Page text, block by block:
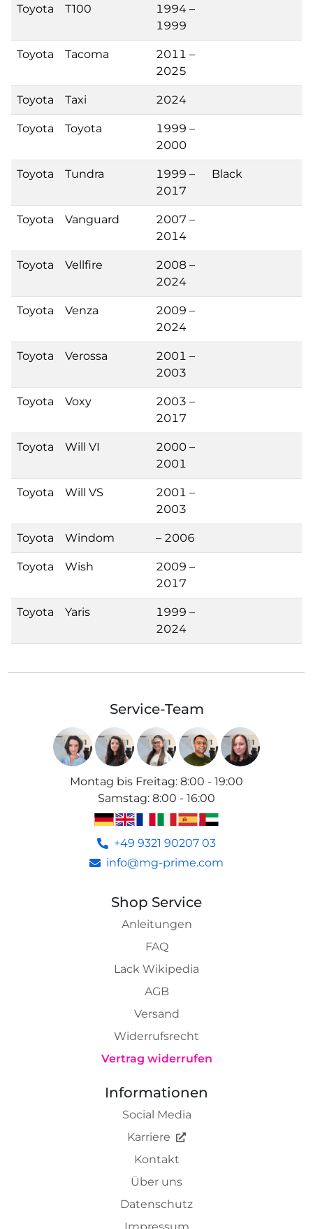
Toyota T100
1994 –
1999
Toyota Tacoma
2011 –
2025
Toyota Taxi 2024
Toyota Toyota
1999 –
2000
Toyota Tundra
1999 –
2017
Black
Toyota Vanguard
2007 –
2014
Toyota Vellfire
2008 –
2024
Toyota Venza
2009 –
2024
Toyota Verossa
2001 –
2003
Toyota Voxy
2003 –
2017
Toyota Will VI
2000 –
2001
Toyota Will VS
2001 –
2003
Toyota Windom – 2006
Toyota Wish
2009 –
2017
Toyota Yaris
1999 –
2024
Service-Team
Montag bis Freitag: 8:00 - 19:00
Samstag: 8:00 - 16:00
+49 9321 90207 03
info@mg-prime.com
Shop Service
Anleitungen
FAQ
Lack Wikipedia
AGB
Versand
Widerrufsrecht
Vertrag widerrufen
Informationen
Social Media
Karriere
Kontakt
Über uns
Datenschutz